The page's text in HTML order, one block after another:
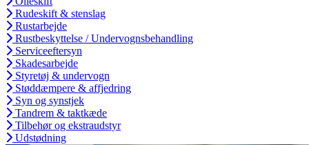
Rudeskift & stenslag
Rustarbejde
Rustbeskyttelse / Undervognsbehandling
Serviceeftersyn
Skadesarbejde
Styretøj & undervogn
Støddæmpere & affjedring
Syn og synstjek
Tandrem & taktkæde
Tilbehør og ekstraudstyr
Udstødning